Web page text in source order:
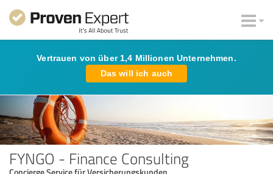
Vertrauen von über 1,4 Millionen Unternehmen.
Das will ich auch
FYNGO - Finance Consulting
Concierge Service für Versicherungskunden